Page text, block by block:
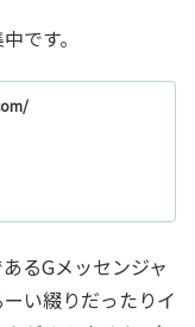
です。
るGメッセンジャ
い綴りだったりイ